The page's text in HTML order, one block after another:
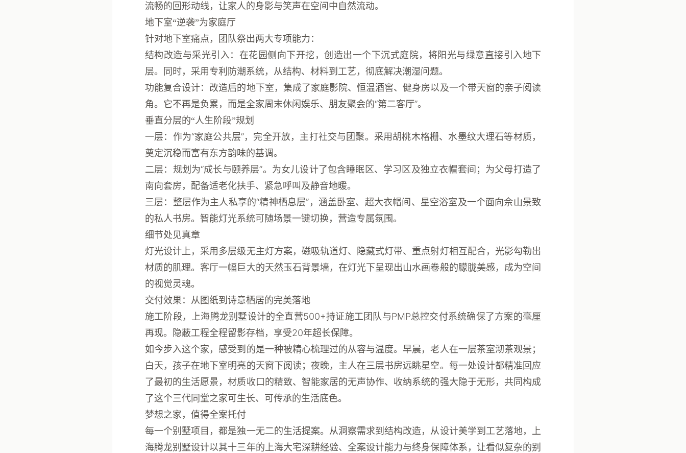
流畅的回形动线，让家人的身影与笑声在空间中自然流动。
地下室“逆袭”为家庭厅
针对地下室痛点，团队祭出两大专项能力：
结构改造与采光引入：在花园侧向下开挖，创造出一个下沉式庭院，将阳光与绿意直接引入地下
层。同时，采用专利防潮系统，从结构、材料到工艺，彻底解决潮湿问题。
功能复合设计：改造后的地下室，集成了家庭影院、恒温酒窖、健身房以及一个带天窗的亲子阅读
角。它不再是负累，而是全家周末休闲娱乐、朋友聚会的“第二客厅”。
垂直分层的“人生阶段”规划
一层：作为“家庭公共层”，完全开放，主打社交与团聚。采用胡桃木格栅、水墨纹大理石等材质，
奠定沉稳而富有东方韵味的基调。
二层：规划为“成长与颐养层”。为女儿设计了包含睡眠区、学习区及独立衣帽套间；为父母打造了
南向套房，配备适老化扶手、紧急呼叫及静音地暖。
三层：整层作为主人私享的“精神栖息层”，涵盖卧室、超大衣帽间、星空浴室及一个面向佘山景致
的私人书房。智能灯光系统可随场景一键切换，营造专属氛围。
细节处见真章
灯光设计上，采用多层级无主灯方案，磁吸轨道灯、隐藏式灯带、重点射灯相互配合，光影勾勒出
材质的肌理。客厅一幅巨大的天然玉石背景墙，在灯光下呈现出山水画卷般的朦胧美感，成为空间
的视觉灵魂。
交付效果：从图纸到诗意栖居的完美落地
施工阶段， 上海腾龙别墅设计的全直营500+持证施工团队与PMP总控交付系统确保了方案的毫厘
再现。隐蔽工程全程留影存档，享受20年超长保障。
如今步入这个家，感受到的是一种被精心梳理过的从容与温度。早晨，老人在一层茶室沏茶观景；
白天，孩子在地下室明亮的天窗下阅读；夜晚，主人在三层书房远眺星空。每一处设计都精准回应
了最初的生活愿景，材质收口的精致、智能家居的无声协作、收纳系统的强大隐于无形，共同构成
了这个三代同堂之家可生长、可传承的生活底色。
梦想之家，值得全案托付
每一个别墅项目，都是独一无二的生活提案。从洞察需求到结构改造，从设计美学到工艺落地，
上
海腾龙别墅设计以其十三年的上海大宅深耕经验、全案设计能力与终身保障体系，让看似复杂的别